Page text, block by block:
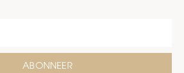
ABONNEER